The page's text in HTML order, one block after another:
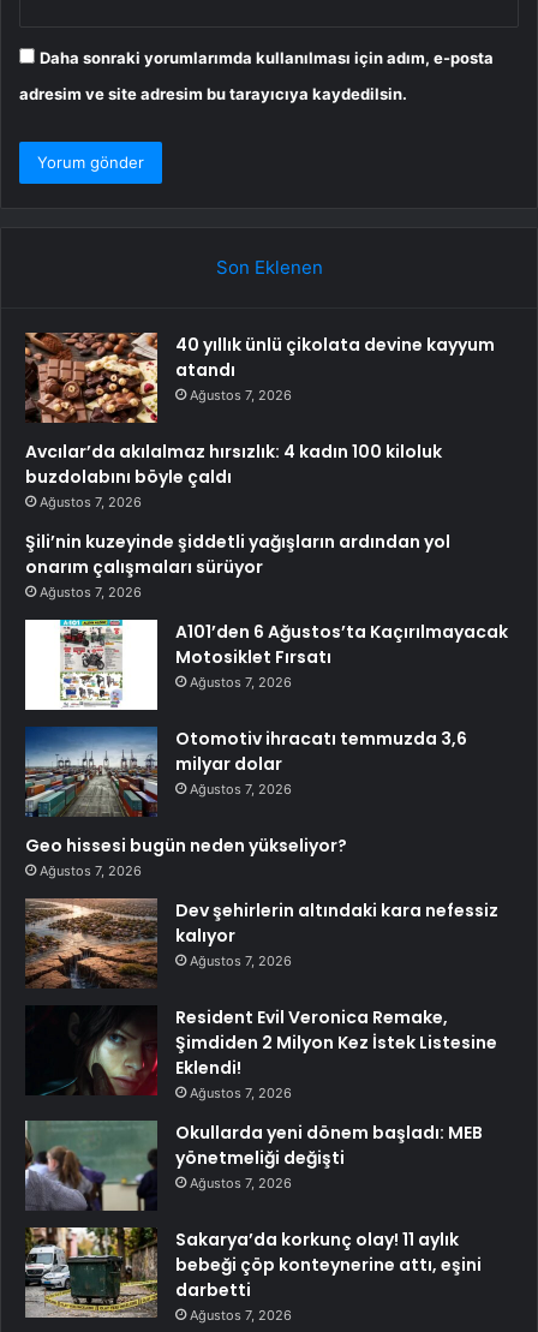
Daha sonraki yorumlarımda kullanılması için adım, e-posta
adresim ve site adresim bu tarayıcıya kaydedilsin.
Son Eklenen
40 yıllık ünlü çikolata devine kayyum
atandı
Ağustos 7, 2026
Avcılar’da akılalmaz hırsızlık: 4 kadın 100 kiloluk
buzdolabını böyle çaldı
Ağustos 7, 2026
Şili’nin kuzeyinde şiddetli yağışların ardından yol
onarım çalışmaları sürüyor
Ağustos 7, 2026
A101’den 6 Ağustos’ta Kaçırılmayacak
Motosiklet Fırsatı
Ağustos 7, 2026
Otomotiv ihracatı temmuzda 3,6
milyar dolar
Ağustos 7, 2026
Geo hissesi bugün neden yükseliyor?
Ağustos 7, 2026
Dev şehirlerin altındaki kara nefessiz
kalıyor
Ağustos 7, 2026
Resident Evil Veronica Remake,
Şimdiden 2 Milyon Kez İstek Listesine
Eklendi!
Ağustos 7, 2026
Okullarda yeni dönem başladı: MEB
yönetmeliği değişti
Ağustos 7, 2026
Sakarya’da korkunç olay! 11 aylık
bebeği çöp konteynerine attı, eşini
darbetti
Ağustos 7, 2026